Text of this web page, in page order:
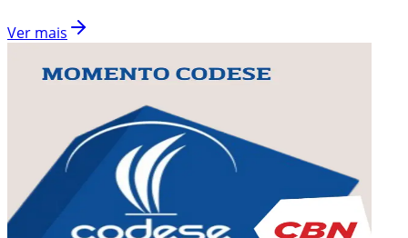
Ver mais